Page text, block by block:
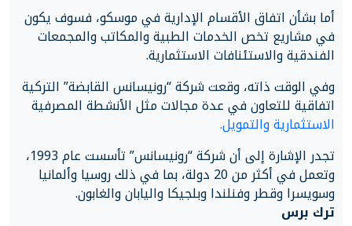
أما بشأن اتفاق الأقسام الإدارية في موسكو، فسوف يكون
في مشاريع تخص الخدمات الطبية والمكاتب والمجمعات
الفندقية والاستئنافات الاستثمارية.
وفي الوقت ذاته، وقعت شركة “رونيسانس القابضة” التركية
اتفاقية للتعاون في عدة مجالات مثل الأنشطة المصرفية
الاستثمارية والتمويل.
تجدر الإشارة إلى أن شركة “رونيسانس” تأسست عام 1993،
وتعمل في أكثر من 20 دولة، بما في ذلك روسيا وألمانيا
وسويسرا وقطر وفنلندا وبلجيكا واليابان والغابون.
ترك برس